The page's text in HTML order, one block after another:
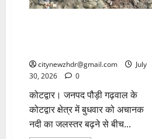
citynewzhdr@gmail.com
July
30, 2026
0
कोटद्वार। जनपद पौड़ी गढ़वाल के
कोटद्वार क्षेत्र में बुधवार को अचानक
नदी का जलस्तर बढ़ने से बीच...